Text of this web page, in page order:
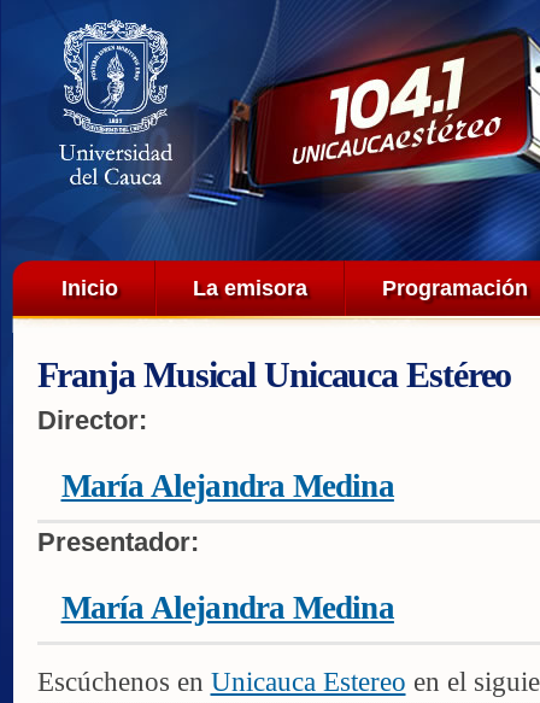
Menú principal
Inicio La emisora Programación
Franja Musical Unicauca Estéreo
Director:
María Alejandra Medina
Presentador:
María Alejandra Medina
Escúchenos en Unicauca Estereo en el